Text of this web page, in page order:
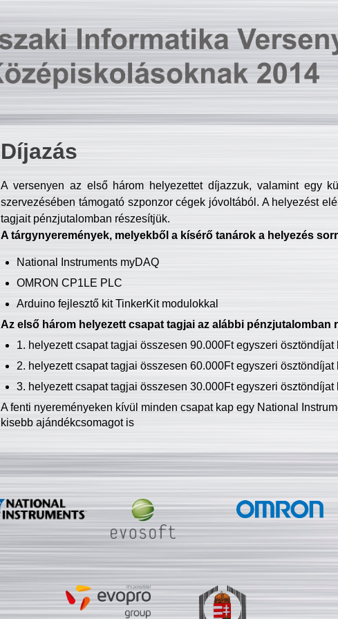
Díjazás
A versenyen az első három helyezettet díjazzuk, valamint egy
szervezésében támogató szponzor cégek jóvoltából. A helyezést
tagjait pénzjutalomban részesítjük.
A tárgynyeremények, melyekből a kísérő tanárok a helyezés
National Instruments myDAQ
OMRON CP1LE PLC
Arduino fejlesztő kit TinkerKit modulokkal
Az első három helyezett csapat tagjai az alábbi pénzjutalomban
1. helyezett csapat tagjai összesen 90.000Ft egyszeri ösztöndíjat
2. helyezett csapat tagjai összesen 60.000Ft egyszeri ösztöndíjat
3. helyezett csapat tagjai összesen 30.000Ft egyszeri ösztöndíjat
A fenti nyereményeken kívül minden csapat kap egy National
kisebb ajándékcsomagot is